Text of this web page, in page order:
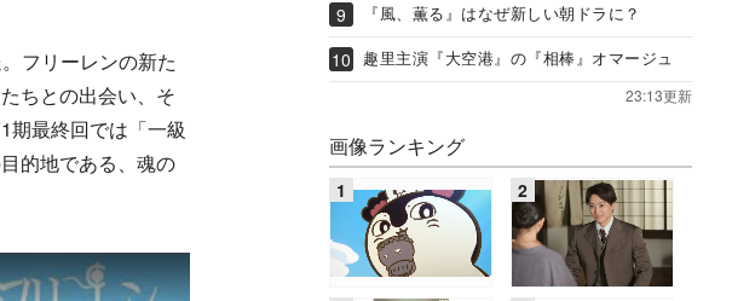
フリーレンの新た
ちとの出会い、そ
期最終回では「一級
的地である、魂の
『風、薫る』はなぜ新しい朝ドラに？
趣里主演『大空港』の『相棒』オマージュ
23:13更新
画像ランキング